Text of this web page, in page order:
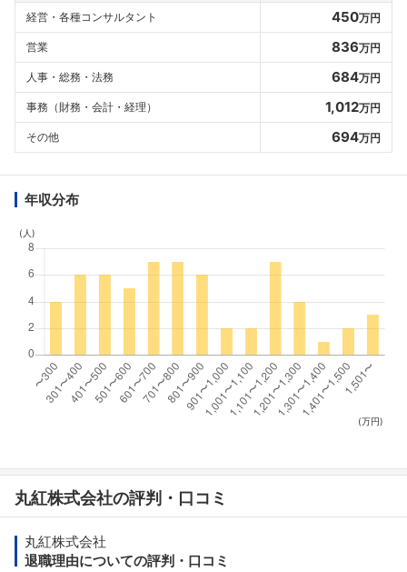
経営・各種コンサルタント
450万円
営業 836万円
人事・総務・法務 684万円
事務（財務・会計・経理） 1,012万円
その他 694万円
年収分布
(人)
(万円)
丸紅株式会社の評判・口コミ
丸紅株式会社
退職理由についての評判・口コミ